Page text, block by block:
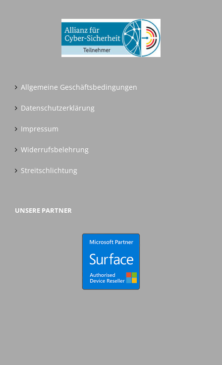
Allgemeine Geschäftsbedingungen
Datenschutzerklärung
Impressum
Widerrufsbelehrung
Streitschlichtung
UNSERE PARTNER